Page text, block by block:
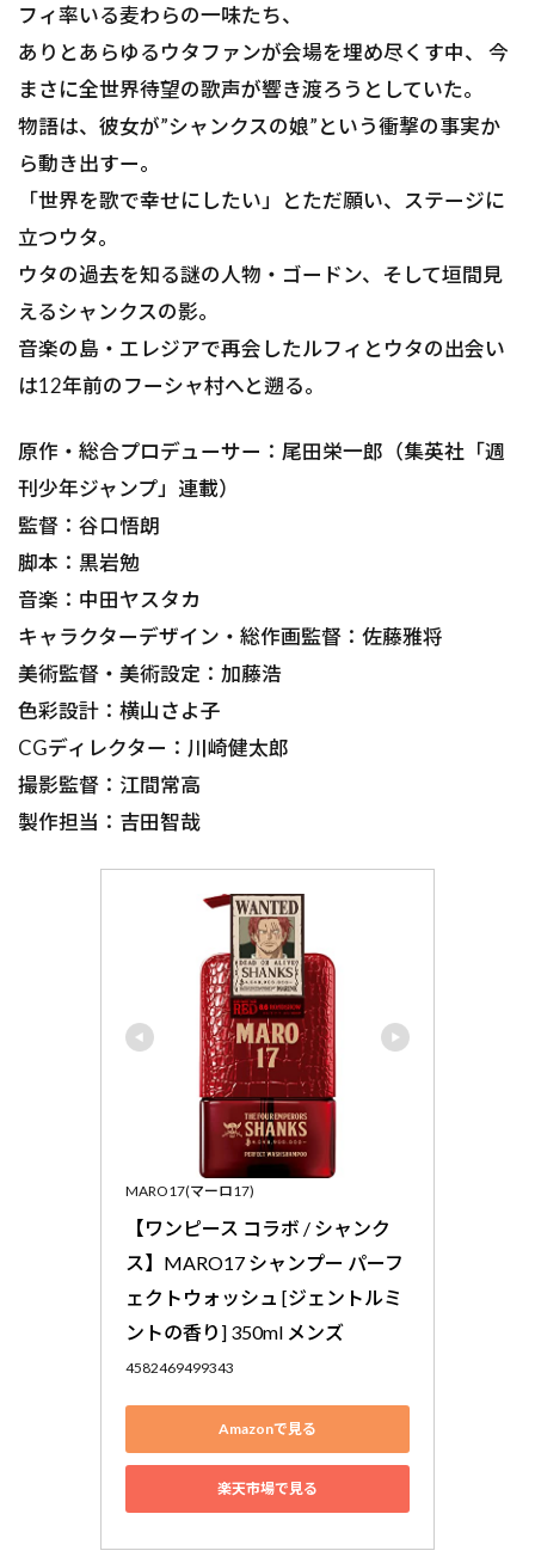
フィ率いる麦わらの一味たち、
ありとあらゆるウタファンが会場を埋め尽くす中、 今
まさに全世界待望の歌声が響き渡ろうとしていた。
物語は、彼女が”シャンクスの娘”という衝撃の事実か
ら動き出すー。
「世界を歌で幸せにしたい」とただ願い、ステージに
立つウタ。
ウタの過去を知る謎の人物・ゴードン、そして垣間見
えるシャンクスの影。
音楽の島・エレジアで再会したルフィとウタの出会い
は12年前のフーシャ村へと遡る。
原作・総合プロデューサー：尾田栄一郎（集英社「週
刊少年ジャンプ」連載）
監督：谷口悟朗
脚本：黒岩勉
音楽：中田ヤスタカ
キャラクターデザイン・総作画監督：佐藤雅将
美術監督・美術設定：加藤浩
色彩設計：横山さよ子
CGディレクター：川崎健太郎
撮影監督：江間常高
製作担当：吉田智哉
MARO17(マーロ17)
【ワンピース コラボ / シャンク
ス】MARO17 シャンプー パーフ
ェクトウォッシュ [ジェントルミ
ントの香り] 350ml メンズ
4582469499343
Amazonで見る
楽天市場で見る